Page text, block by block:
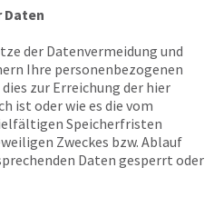
Daten
der Datenvermeidung und
Ihre personenbezogenen
zur Erreichung der hier
ist oder wie es die vom
Speicherfristen
Zweckes bzw. Ablauf
Daten gesperrt oder